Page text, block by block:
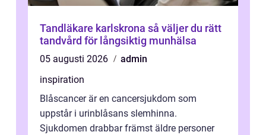
Tandläkare karlskrona så väljer du rätt
tandvård för långsiktig munhälsa
05 augusti 2026
admin
inspiration
Blåscancer är en cancersjukdom som
uppstår i urinblåsans slemhinna.
Sjukdomen drabbar främst äldre personer